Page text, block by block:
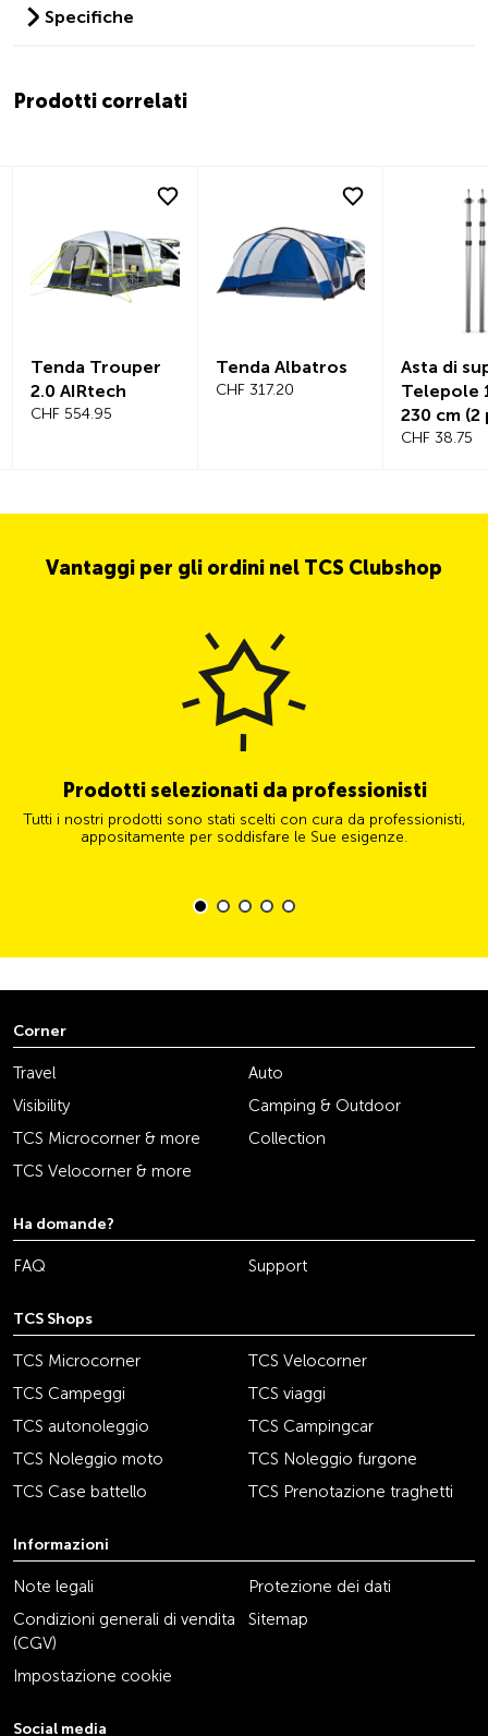
Specifiche
Prodotti correlati
Tenda Trouper
2.0 AIRtech
CHF 554.95
Tenda Albatros
CHF 317.20
Asta di
Telepole
230 cm (2
CHF 38.75
Vantaggi per gli ordini nel TCS Clubshop
Prodotti selezionati da professionisti
Tutti i nostri prodotti sono stati scelti con cura da professionisti,
appositamente per soddisfare le Sue esigenze.
Corner
Travel
Auto
Visibility
Camping & Outdoor
TCS Microcorner & more
Collection
TCS Velocorner & more
Ha domande?
FAQ Support
TCS Shops
TCS Microcorner
TCS Velocorner
TCS Campeggi
TCS viaggi
TCS autonoleggio
TCS Campingcar
TCS Noleggio moto
TCS Noleggio furgone
TCS Case battello
TCS Prenotazione traghetti
Informazioni
Note legali
Protezione dei dati
Condizioni generali di vendita
(CGV)
Sitemap
Impostazione cookie
Social media